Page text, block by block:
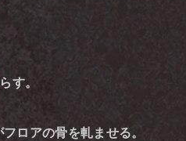
す。
ロアの骨を軋ませる。